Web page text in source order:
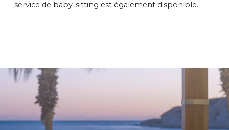
service de baby-sitting est également disponible.